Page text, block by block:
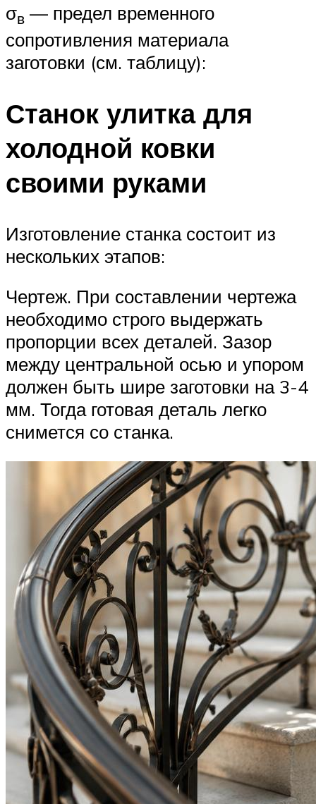
σв — предел временного
сопротивления материала
заготовки (см. таблицу):
Станок улитка для
холодной ковки
своими руками
Изготовление станка состоит из
нескольких этапов:
Чертеж. При составлении чертежа
необходимо строго выдержать
пропорции всех деталей. Зазор
между центральной осью и упором
должен быть шире заготовки на 3-4
мм. Тогда готовая деталь легко
снимется со станка.